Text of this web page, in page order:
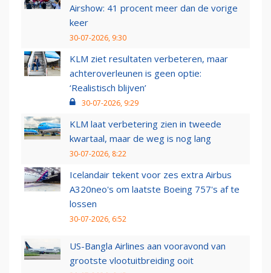
Airshow: 41 procent meer dan de vorige
keer
30-07-2026, 9:30
KLM ziet resultaten verbeteren, maar
achteroverleunen is geen optie:
‘Realistisch blijven’
30-07-2026, 9:29
KLM laat verbetering zien in tweede
kwartaal, maar de weg is nog lang
30-07-2026, 8:22
Icelandair tekent voor zes extra Airbus
A320neo's om laatste Boeing 757's af te
lossen
30-07-2026, 6:52
US-Bangla Airlines aan vooravond van
grootste vlootuitbreiding ooit